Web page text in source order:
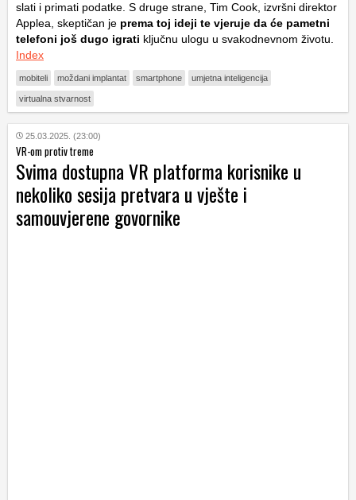
slati i primati podatke. S druge strane, Tim Cook, izvršni direktor
Applea, skeptičan je prema toj ideji te vjeruje da će pametni
telefoni još dugo igrati ključnu ulogu u svakodnevnom životu.
Index
mobiteli moždani implantat smartphone umjetna inteligencija
virtualna stvarnost
25.03.2025. (23:00)
VR-om protiv treme
Svima dostupna VR platforma korisnike u
nekoliko sesija pretvara u vješte i
samouvjerene govornike